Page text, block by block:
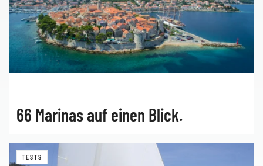
66 Marinas auf einen Blick.
TESTS